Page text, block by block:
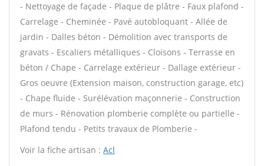
- Nettoyage de façade - Plaque de plâtre - Faux plafond -
Carrelage - Cheminée - Pavé autobloquant - Allée de
jardin - Dalles béton - Démolition avec transports de
gravats - Escaliers métalliques - Cloisons - Terrasse en
béton / Chape - Carrelage extérieur - Dallage extérieur -
Gros oeuvre (Extension maison, construction garage, etc)
- Chape fluide - Surélévation maçonnerie - Construction
de murs - Rénovation plomberie complète ou partielle -
Plafond tendu - Petits travaux de Plomberie -
Voir la fiche artisan : Acl